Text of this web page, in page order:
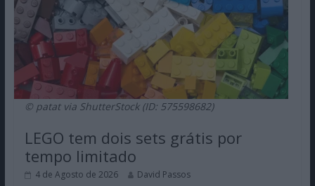
© patat via ShutterStock (ID: 575598682)
LEGO tem dois sets grátis por
tempo limitado
4 de Agosto de 2026 David Passos